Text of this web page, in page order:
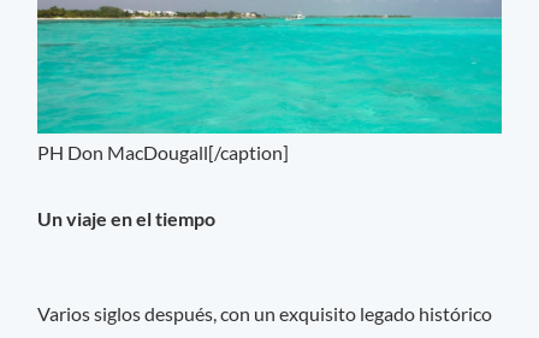
PH Don MacDougall[/caption]
Un viaje en el tiempo
Varios siglos después, con un exquisito legado histórico